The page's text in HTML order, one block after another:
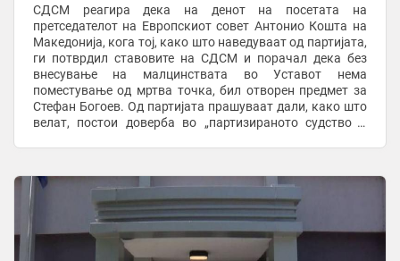
СДСМ реагира дека на денот на посетата на
претседателот на Европскиот совет Антонио Кошта на
Македонија, кога тој, како што наведуваат од партијата,
ги потврдил ставовите на СДСМ и порачал дека без
внесување на малцинствата во Уставот нема
поместување од мртва точка, бил отворен предмет за
Стефан Богоев. Од партијата прашуваат дали, како што
велат, постои доверба во „партизираното судство и